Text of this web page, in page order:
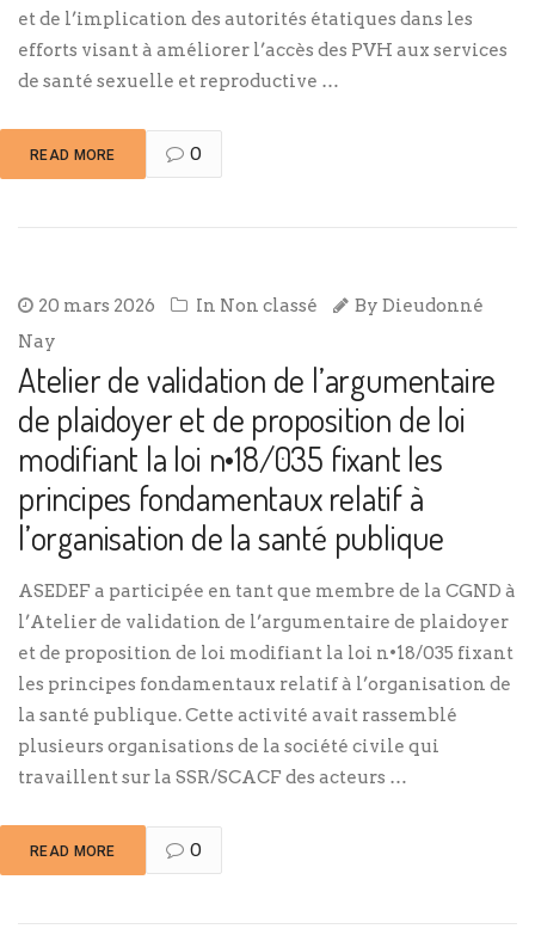
et de l’implication des autorités étatiques dans les
efforts visant à améliorer l’accès des PVH aux services
de santé sexuelle et reproductive …
READ MORE 0
20 mars 2026 In Non classé By Dieudonné
Nay
Atelier de validation de l’argumentaire
de plaidoyer et de proposition de loi
modifiant la loi n•18/035 fixant les
principes fondamentaux relatif à
l’organisation de la santé publique
ASEDEF a participée en tant que membre de la CGND à
l’Atelier de validation de l’argumentaire de plaidoyer
et de proposition de loi modifiant la loi n•18/035 fixant
les principes fondamentaux relatif à l’organisation de
la santé publique. Cette activité avait rassemblé
plusieurs organisations de la société civile qui
travaillent sur la SSR/SCACF des acteurs …
READ MORE 0